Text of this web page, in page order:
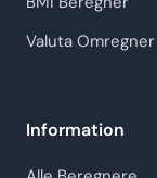
Valuta Omregner
Information